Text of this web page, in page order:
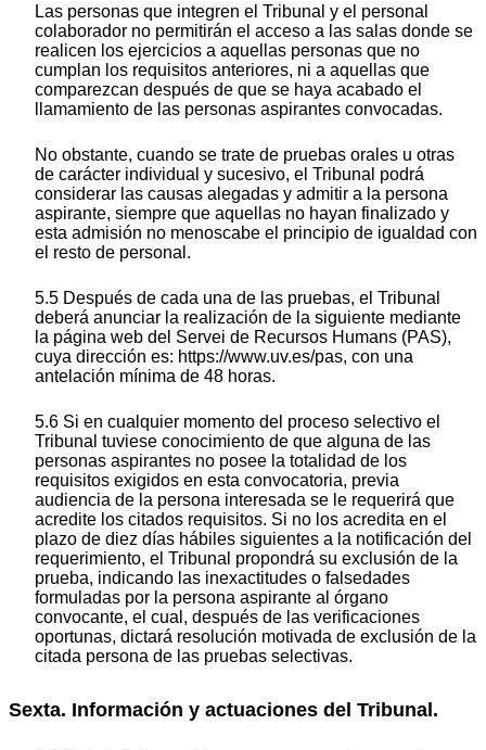
Las personas que integren el Tribunal y el personal
colaborador no permitirán el acceso a las salas donde se
realicen los ejercicios a aquellas personas que no
cumplan los requisitos anteriores, ni a aquellas que
comparezcan después de que se haya acabado el
llamamiento de las personas aspirantes convocadas.
No obstante, cuando se trate de pruebas orales u otras
de carácter individual y sucesivo, el Tribunal podrá
considerar las causas alegadas y admitir a la persona
aspirante, siempre que aquellas no hayan finalizado y
esta admisión no menoscabe el principio de igualdad con
el resto de personal.
5.5 Después de cada una de las pruebas, el Tribunal
deberá anunciar la realización de la siguiente mediante
la página web del Servei de Recursos Humans (PAS),
cuya dirección es: https://www.uv.es/pas, con una
antelación mínima de 48 horas.
5.6 Si en cualquier momento del proceso selectivo el
Tribunal tuviese conocimiento de que alguna de las
personas aspirantes no posee la totalidad de los
requisitos exigidos en esta convocatoria, previa
audiencia de la persona interesada se le requerirá que
acredite los citados requisitos. Si no los acredita en el
plazo de diez días hábiles siguientes a la notificación del
requerimiento, el Tribunal propondrá su exclusión de la
prueba, indicando las inexactitudes o falsedades
formuladas por la persona aspirante al órgano
convocante, el cual, después de las verificaciones
oportunas, dictará resolución motivada de exclusión de la
citada persona de las pruebas selectivas.
Sexta. Información y actuaciones del Tribunal.